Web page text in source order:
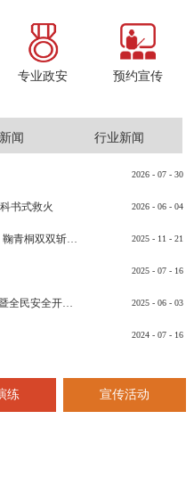
专业政安 预约宣传
闻 行业新闻
2026 - 07 - 30
2026 - 06 - 04
书式救火
2025 - 11 - 21
荣耀加冕 实力绽放丨政安双雄唐露轩、鞠青桐双双斩获“渝消蓝盾讲师团金牌讲师”比武竞赛决赛大奖
2025 - 07 - 16
2025 - 06 - 03
政安消防丨助力重庆“安全生产月”活动暨全民安全开放日活动
2024 - 07 - 16
练 宣传活动